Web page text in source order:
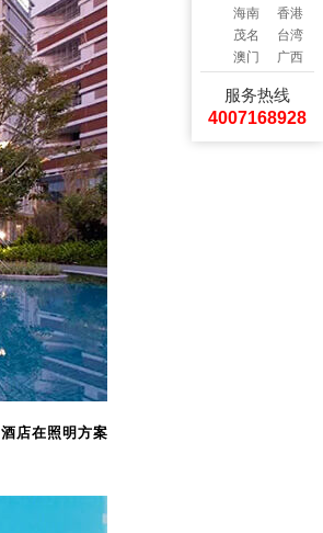
酒店在照明方案
海南
茂名
澳门
香港
台湾
广西
服务热线
4007168928